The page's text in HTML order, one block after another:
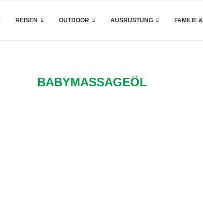
REISEN OUTDOOR AUSRÜSTUNG FAMILIE
BABYMASSAGEÖL